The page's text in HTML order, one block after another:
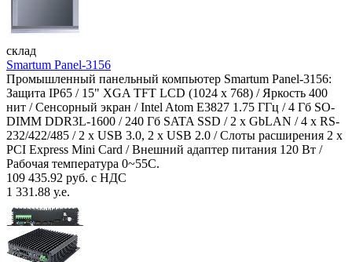
склад
Smartum Panel-3156
Промышленный панельный компьютер Smartum Panel-3156:
Защита IP65 / 15" XGA TFT LCD (1024 x 768) / Яркость 400
нит / Сенсорный экран / Intel Atom E3827 1.75 ГГц / 4 Гб SO-
DIMM DDR3L-1600 / 240 Гб SATA SSD / 2 x GbLAN / 4 x RS-
232/422/485 / 2 x USB 3.0, 2 x USB 2.0 / Слоты расширения 2 x
PCI Express Mini Card / Внешний адаптер питания 120 Вт /
Рабочая температура 0~55C.
109 435.92 руб. с НДС
1 331.88 у.е.